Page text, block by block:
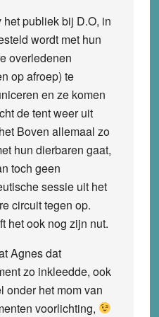
het publiek bij D.O, in
wordt met hun
overledenen
op afroep) te
en ze komen
de tent weer uit
Boven allemaal zo
hun dierbaren gaat,
toch geen
sessie uit het
circuit tegen op.
het ook nog zijn nut.
Agnes dat
zo inkleedde, ook
onder het mom van
voorlichting,